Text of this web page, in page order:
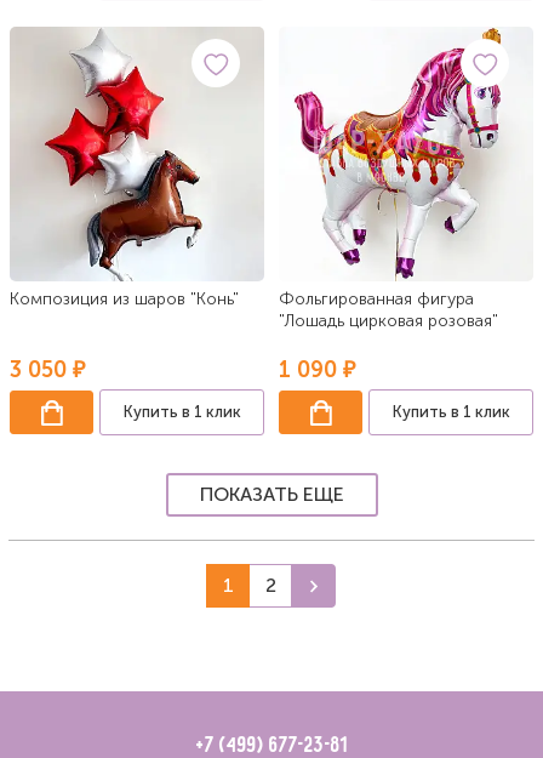
Композиция из шаров "Конь"
3 050 ₽
Купить в 1 клик
Фольгированная фигура
"Лошадь цирковая розовая"
1 090 ₽
Купить в 1 клик
ПОКАЗАТЬ ЕЩЕ
1 2
+7 (499) 677-23-81